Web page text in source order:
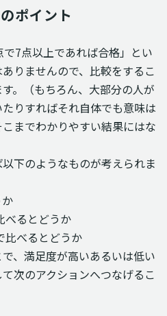
ポイント
7点以上であれば合格」とい
りませんので、比較をするこ
。（もちろん、大部分の人が
りすればそれ自体でも意味は
までわかりやすい結果にはな
下のようなものが考えられま
べるとどうか
比べるとどうか
、満足度が高いあるいは低い
次のアクションへつなげるこ